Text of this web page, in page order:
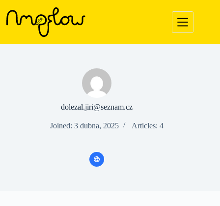
dolezal.jiri@seznam.cz
Joined: 3 dubna, 2025 Articles: 4